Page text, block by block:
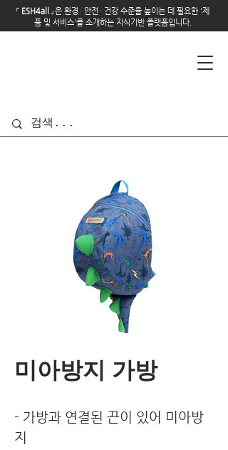
「 ESH4all 」은 환경 · 안전 · 건강 수준을 높이는 데 필요한 '제
품 및 서비스'를 소개하는 지식기반 플랫폼입니다.
미아방지 가방
- 가방과 연결된 끈이 있어 미아방
지